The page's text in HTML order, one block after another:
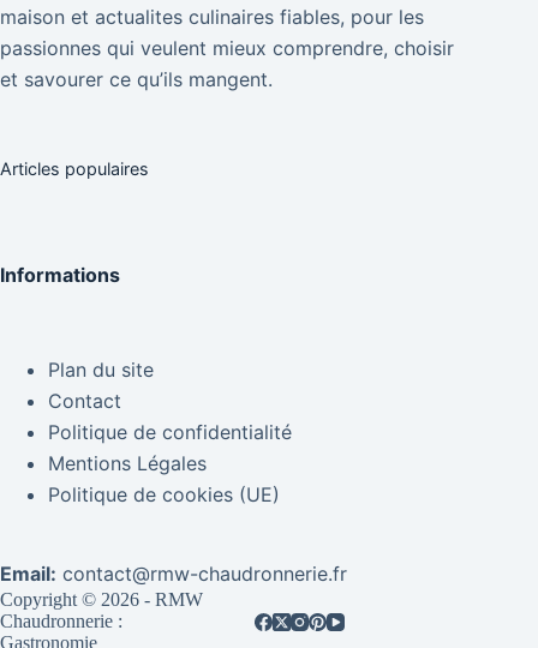
maison et actualites culinaires fiables, pour les
passionnes qui veulent mieux comprendre, choisir
et savourer ce qu’ils mangent.
Articles populaires
Informations
Plan du site
Contact
Politique de confidentialité
Mentions Légales
Politique de cookies (UE)
Email: contact@rmw-chaudronnerie.fr
Copyright © 2026 - RMW
Chaudronnerie :
Gastronomie